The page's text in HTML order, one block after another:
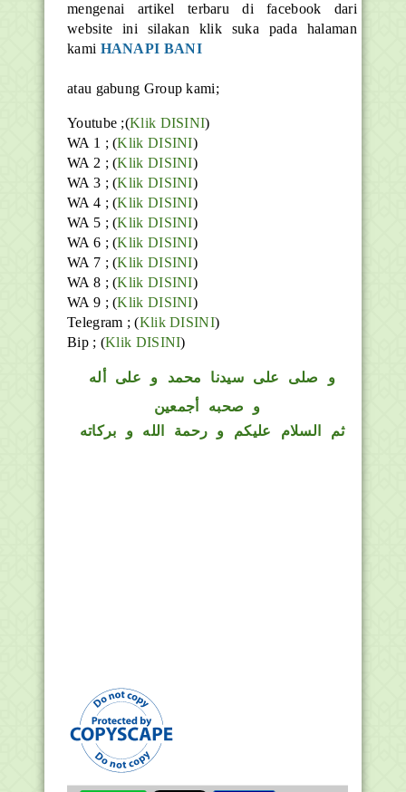
mengenai artikel terbaru di facebook dari
website ini silakan klik suka pada halaman
kami HANAPI BANI
atau gabung Group kami;
Youtube ;(Klik DISINI)
WA 1 ; (Klik DISINI)
WA 2 ; (Klik DISINI)
WA 3 ; (Klik DISINI)
WA 4 ; (Klik DISINI)
WA 5 ; (Klik DISINI)
WA 6 ; (Klik DISINI)
WA 7 ; (Klik DISINI)
WA 8 ; (Klik DISINI)
WA 9 ; (Klik DISINI)
Telegram ;(Klik DISINI)
Bip ; (Klik DISINI)
و صلى على سيدنا محمد و على أله
و صحبه أجمعين
ثم السلام عليكم و رحمة الله و بركاته